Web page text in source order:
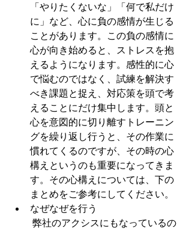
「やりたくないな」「何で私だけ
に」など、心に負の感情が生じる
ことがあります。この負の感情に
心が向き始めると、ストレスを抱
えるようになります。感性的に心
で悩むのではなく、試練を解決す
べき課題と捉え、対応策を頭で考
えることにだけ集中します。頭と
心を意図的に切り離すトレーニン
グを繰り返し行うと、その作業に
慣れてくるのですが、その時の心
構えというのも重要になってきま
す。その心構えについては、下の
まとめをご参考にしてください。
なぜなぜを行う